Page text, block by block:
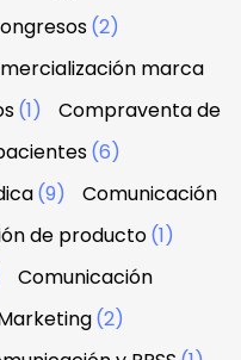
(2)
marca
(1)
Compraventa de
(6)
(9)
Comunicación
de producto(1)
Comunicación
(2)